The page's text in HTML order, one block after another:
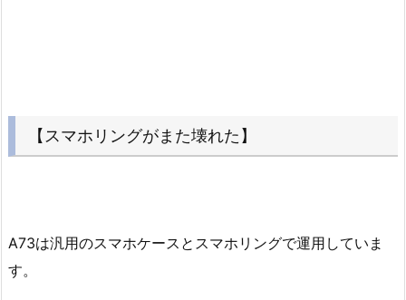
【スマホリングがまた壊れた】
A73は汎用のスマホケースとスマホリングで運用していま
す。